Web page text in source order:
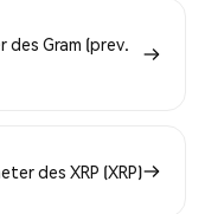
des Gram (prev.
des XRP (XRP)